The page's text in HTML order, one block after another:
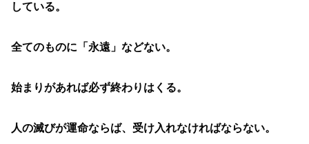
している。
全てのものに「永遠」などない。
始まりがあれば必ず終わりはくる。
人の滅びが運命ならば、受け入れなければならない。